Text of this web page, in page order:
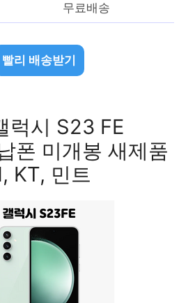
무료배송
빨리 배송받기
럭시 S23 FE
폰 미개봉 새제품
KT, 민트